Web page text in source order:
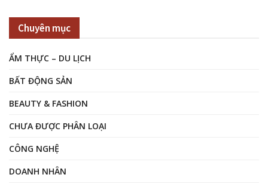
Chuyên mục
ẨM THỰC – DU LỊCH
BẤT ĐỘNG SẢN
BEAUTY & FASHION
CHƯA ĐƯỢC PHÂN LOẠI
CÔNG NGHỆ
DOANH NHÂN